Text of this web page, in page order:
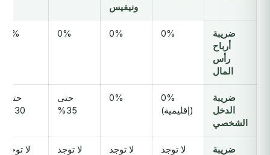
ونيفيس
ضريبة
أرباح
رأس
المال
0%
0%
0%
0%
ضريبة
الدخل
الشخصي
0%
(إقليمية)
0%
حتى
35%
حتى
30%
ضريبة
لا توجد لا توجد لا توجد لا توجد